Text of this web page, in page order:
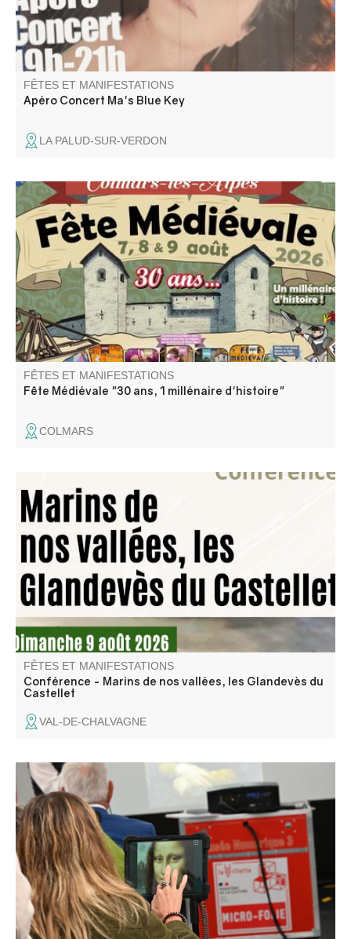
FÊTES ET MANIFESTATIONS
Apéro Concert Ma's Blue Key
LA PALUD-SUR-VERDON
A Colmars se tient depuis 30 ans une fête légendaire qui
fait renaître l’esprit du Moyen Âge. Franchissez les portes
de la cité et plongez dans un univers de fastes et de
merveilles. Échassiers, musiciens, acrobates et nombreux
spectacles gratuits.
FÊTES ET MANIFESTATIONS
Fête Médiévale "30 ans, 1 millénaire d'histoire"
COLMARS
"Quittant le château, les Glandevès du Castellet sont
partis sillonner les mers du globe." Une conférence de
Jean Pellegrin, membre l’association Traces Éditions.
FÊTES ET MANIFESTATIONS
Conférence - Marins de nos vallées, les Glandevès du
Castellet
VAL-DE-CHALVAGNE
La Micro-Folie itinérante Alpes Provence Verdon s'installe
à Barrême ! La Micro-Folie c'est un musée numérique, un
espace de réalité virtuelle, un fablab et une ludothèque.
Une programmation riche et ludique vous attend pour
petits et grands.